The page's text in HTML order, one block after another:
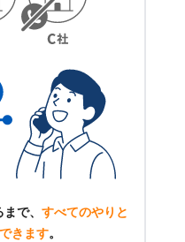
で、 すべてのやりと
きます。